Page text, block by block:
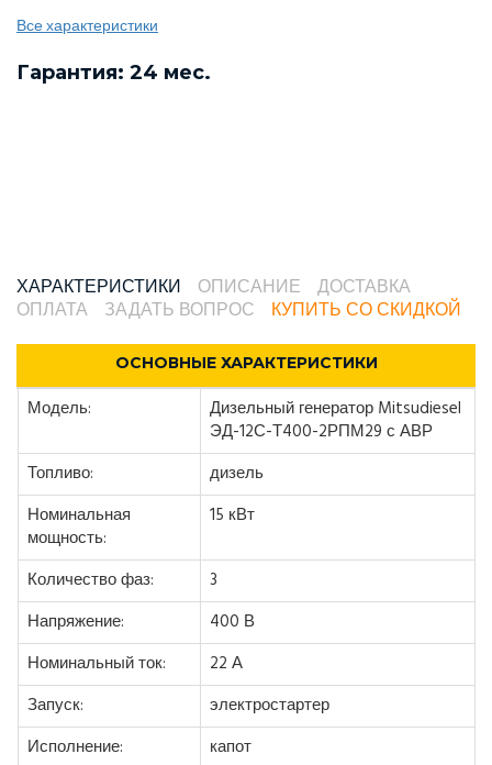
Все характеристики
Гарантия: 24 мес.
ХАРАКТЕРИСТИКИ ОПИСАНИЕ
ДОСТАВКА
ОПЛАТА
ЗАДАТЬ ВОПРОС КУПИТЬ СО СКИДКОЙ
ОСНОВНЫЕ ХАРАКТЕРИСТИКИ
Модель:
Дизельный генератор Mitsudiesel
ЭД-12С-Т400-2РПМ29 с АВР
Топливо:
дизель
Номинальная
мощность:
15 кВт
Количество фаз:
3
Напряжение:
400 В
Номинальный ток:
22 А
Запуск:
электростартер
Исполнение:
капот